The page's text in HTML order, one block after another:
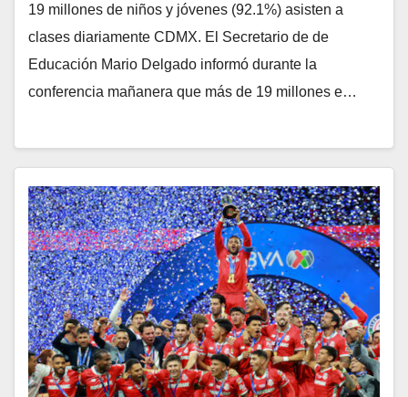
19 millones de niños y jóvenes (92.1%) asisten a
clases diariamente CDMX. El Secretario de de
Educación Mario Delgado informó durante la
conferencia mañanera que más de 19 millones e…